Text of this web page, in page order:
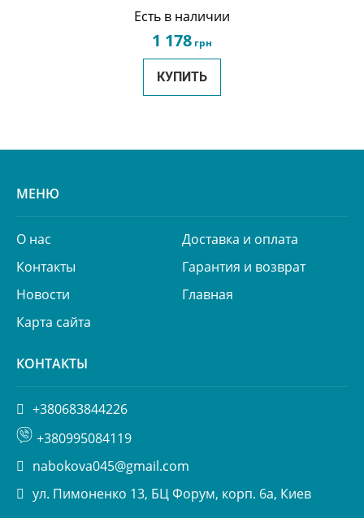
Есть в наличии
1 178 грн
КУПИТЬ
МЕНЮ
О нас
Доставка и оплата
Контакты
Гарантия и возврат
Новости
Главная
Карта сайта
КОНТАКТЫ
+380683844226
+380995084119
nabokova045@gmail.com
ул. Пимоненко 13, БЦ Форум, корп. 6а, Киев